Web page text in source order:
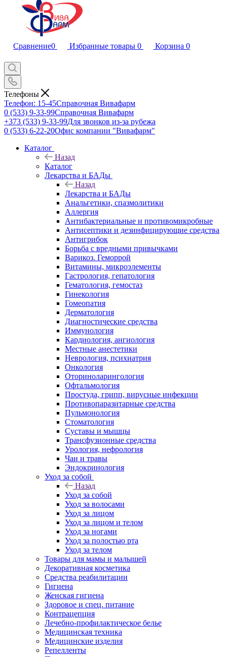
Сравнение0 Избранные товары 0 Корзина 0
Телефоны
Телефон: 15-45Справочная Вивафарм
0 (533) 9-33-99Справочная Вивафарм
+373 (533) 9-33-99Для звонков из-за рубежа
0 (533) 6-22-20Офис компании "Вивафарм"
Каталог
Назад
Каталог
Лекарства и БАДы
Назад
Лекарства и БАДы
Анальгетики, спазмолитики
Аллергия
Антибактериальные и противомикробные
Антисептики и дезинфицирующие средства
Антигрибок
Борьба с вредными привычками
Варикоз. Геморрой
Витамины, микроэлементы
Гастрология, гепатология
Гематология, гемостаз
Гинекология
Гомеопатия
Дерматология
Диагностические средства
Иммунология
Кардиология, ангиология
Местные анестетики
Неврология, психиатрия
Онкология
Оториноларингология
Офтальмология
Простуда, грипп, вирусные инфекции
Противопаразитарные средства
Пульмонология
Стоматология
Суставы и мышцы
Трансфузионные средства
Урология, нефрология
Чаи и травы
Эндокринология
Уход за собой
Назад
Уход за собой
Уход за волосами
Уход за лицом
Уход за лицом и телом
Уход за ногами
Уход за полостью рта
Уход за телом
Товары для мамы и малышей
Декоративная косметика
Средства реабилитации
Гигиена
Женская гигиена
Здоровое и спец. питание
Контрацепция
Лечебно-профилактическое белье
Медицинская техника
Медицинские изделия
Репелленты